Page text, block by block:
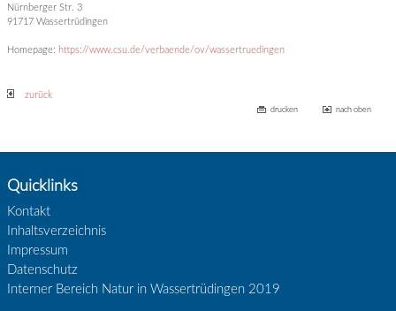
Nürnberger Str. 3
91717 Wassertrüdingen
Homepage: https://www.csu.de/verbaende/ov/wassertruedingen
zurück
drucken nach oben
Quicklinks
Kontakt
Inhaltsverzeichnis
Impressum
Datenschutz
Interner Bereich Natur in Wassertrüdingen 2019